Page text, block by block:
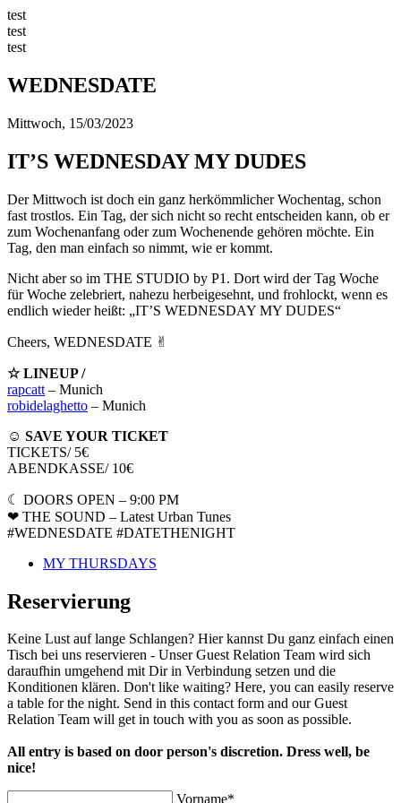
test
test
test
WEDNESDATE
Mittwoch, 15/03/2023
IT’S WEDNESDAY MY DUDES
Der Mittwoch ist doch ein ganz herkömmlicher Wochentag, schon
fast trostlos. Ein Tag, der sich nicht so recht entscheiden kann, ob er
zum Wochenanfang oder zum Wochenende gehören möchte. Ein
Tag, den man einfach so nimmt, wie er kommt.
Nicht aber so im THE STUDIO by P1. Dort wird der Tag Woche
für Woche zelebriert, nahezu herbeigesehnt, und frohlockt, wenn es
endlich wieder heißt: „IT’S WEDNESDAY MY DUDES“
Cheers, WEDNESDATE ✌︎
☆ LINEUP /
rapcatt – Munich
robidelaghetto – Munich
☺︎ SAVE YOUR TICKET
TICKETS/ 5€
ABENDKASSE/ 10€
☾ DOORS OPEN – 9:00 PM
❤︎ THE SOUND – Latest Urban Tunes
#WEDNESDATE #DATETHENIGHT
MY THURSDAYS
Reservierung
Keine Lust auf lange Schlangen? Hier kannst Du ganz einfach einen
Tisch bei uns reservieren - Unser Guest Relation Team wird sich
daraufhin umgehend mit Dir in Verbindung setzen und die
Konditionen klären. Don't like waiting? Here, you can easily reserve
a table for the night. Send in this contact form and our Guest
Relation Team will get in touch with you as soon as possible.
All entry is based on door person's discretion. Dress well, be
nice!
Vorname*